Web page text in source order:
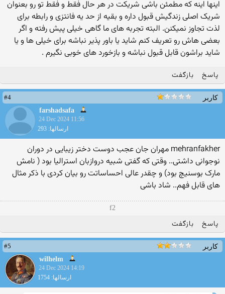
اینها اینه که مطمئن باشی شریکت در هر حال فقط و فقط تو رو بعنوان
شریک اصلی زندگیش قبول داره و بقیه از حد یه فانتزی و رابطه برای
لذت تجاوز نمیکنن. البته تجربه های ما گاهی خیلی پیش رفته و اگر
بعضی هاش رو تعریف کنم شاید یا باور پذیر نباشه برای خیلی ها و یا
شاید براشون قابل قبول نباشه و بازخورد های خوبی نگیرم .
پاسخ بازگفت
کاربر
#4
farshadsafa
24 Dec 2024 11:56
ارسالها: 293
mehranfakher مهران جان عجب دوست دختر زیبایی در دوران
نوجوانی داشتی.. وقتی که گفتی شبیه دروازبان استرالیا بود ( نامش
مارک بوسنیچ بود) و چقدر عالی احساساتت رو بیان کردی با ذکر مثال
های قابل فهم.. شاد باشی
f2
پاسخ بازگفت
کاربر
#5
wilhelm
24 Dec 2024 14:19
ارسالها: 1754